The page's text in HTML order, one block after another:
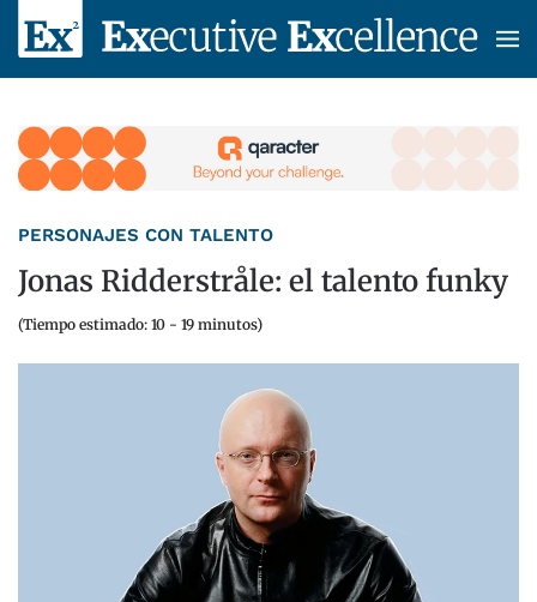
Skip to main content
PERSONAJES CON TALENTO
Jonas Ridderstråle: el talento funky
(Tiempo estimado: 10 - 19 minutos)